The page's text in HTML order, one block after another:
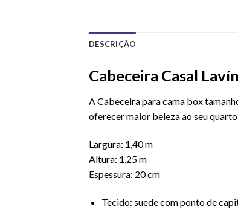
DESCRIÇÃO
Cabeceira Casal
ACabeceirapara cama box
oferecer maior beleza ao seu
Largura: 1,40 m
Altura: 1,25 m
Espessura: 20 cm
Tecido: suede com ponto de